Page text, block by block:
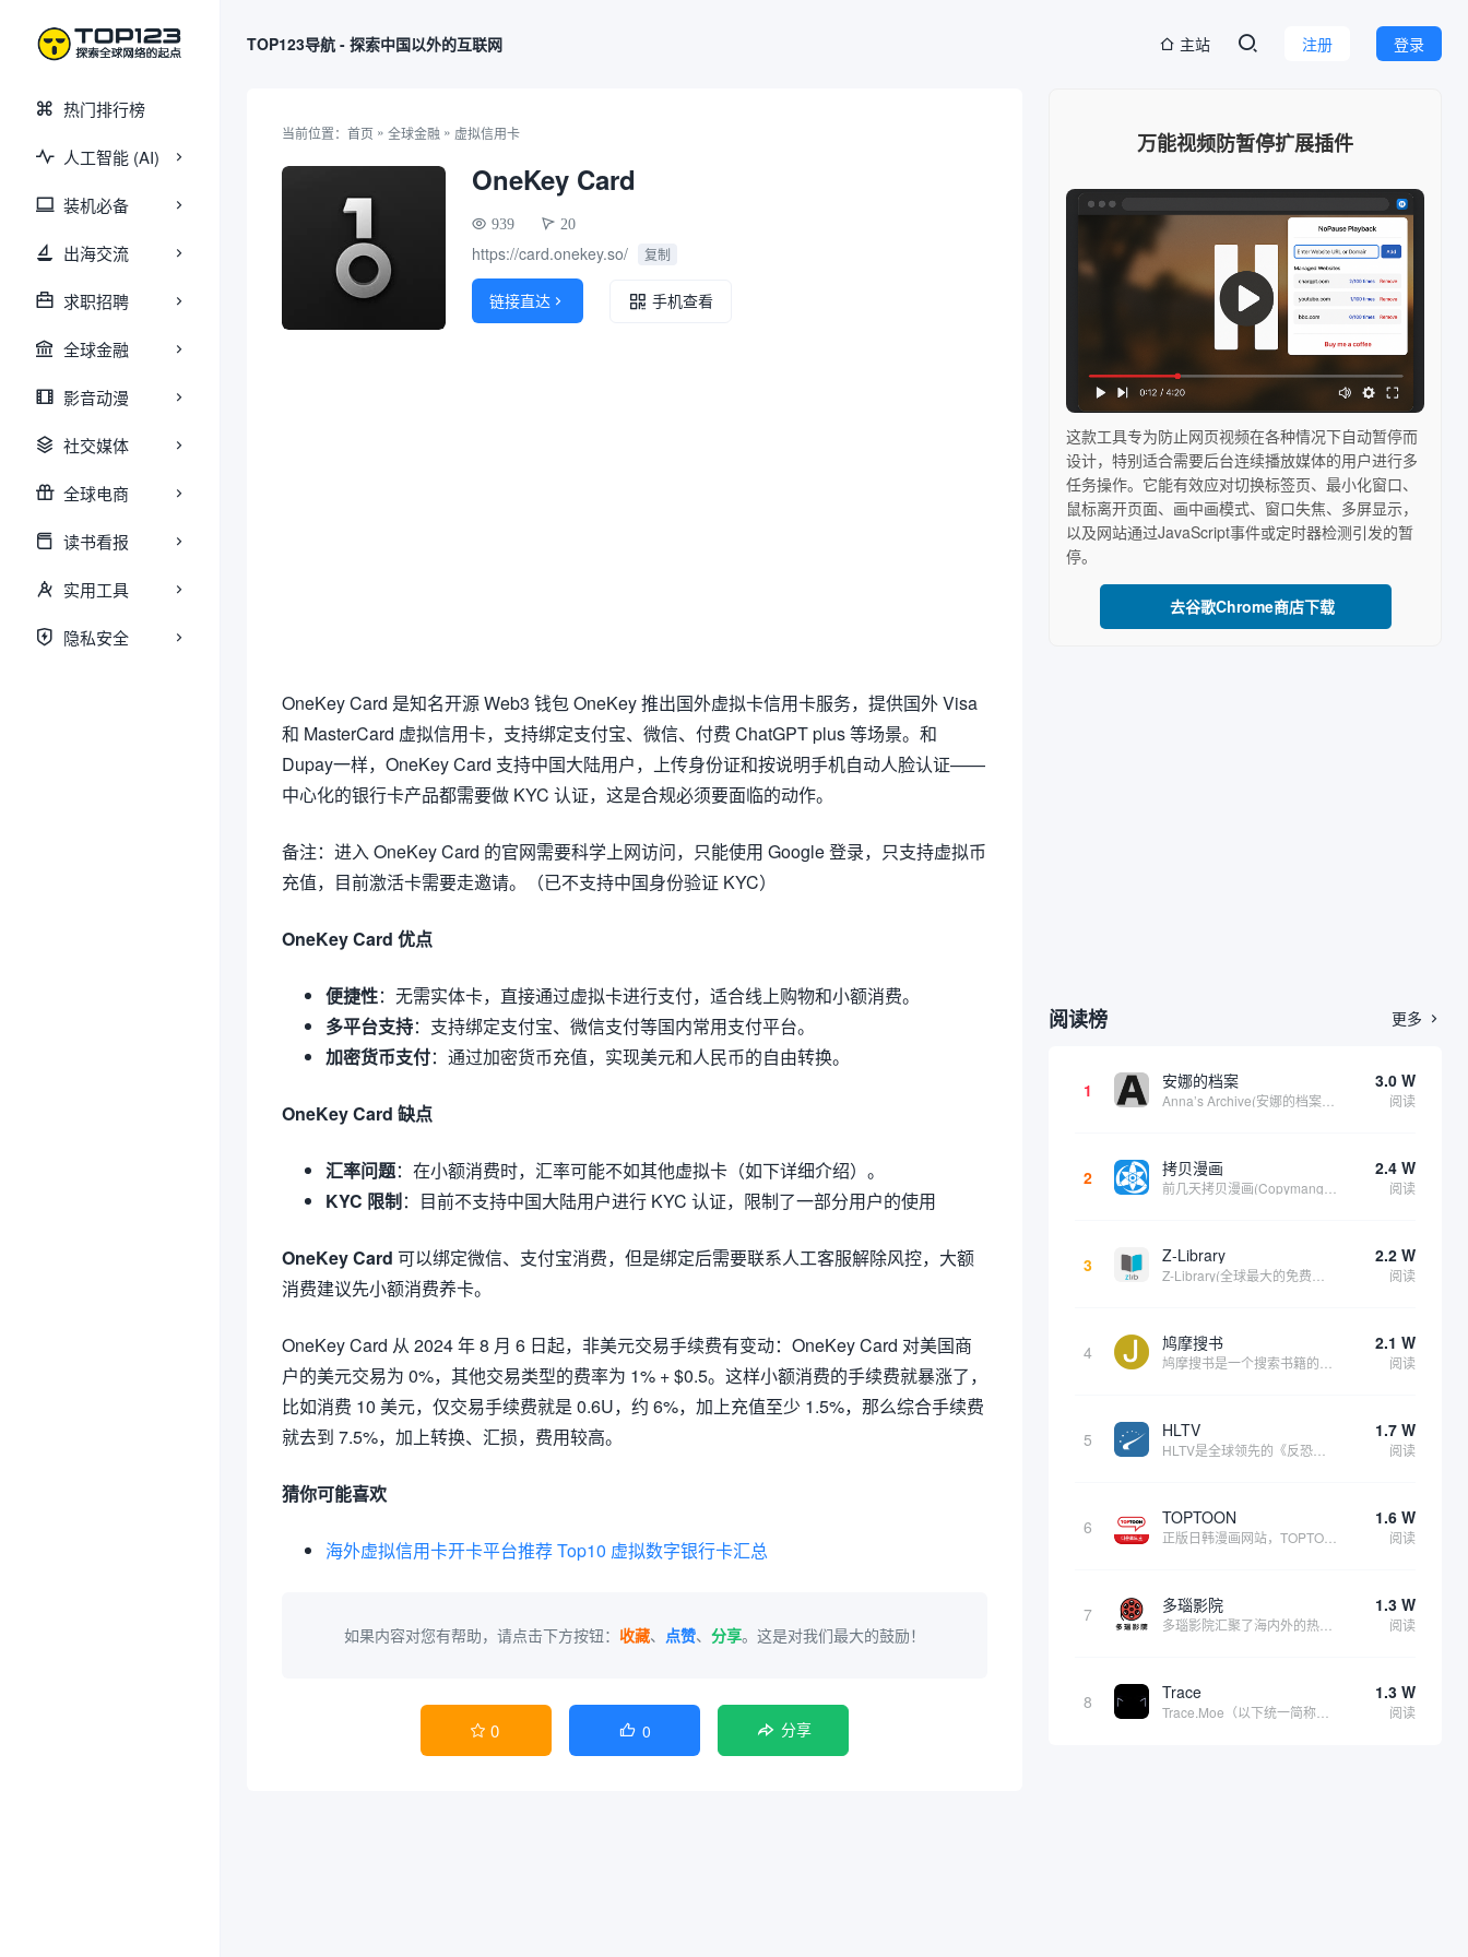
热门排行榜
人工智能 (AI)
装机必备
出海交流
求职招聘
全球金融
影音动漫
社交媒体
全球电商
读书看报
实用工具
隐私安全
TOP123导航 - 探索中国以外的互联网 登录
注册
主站
当前位置： 首页 » 全球金融 » 虚拟信用卡
OneKey Card
939 20
https://card.onekey.so/ 复制
链接直达  手机查看
OneKey Card 是知名开源 Web3 钱包 OneKey 推出国外虚拟卡信用卡服务，提供国外 Visa
和 MasterCard 虚拟信用卡，支持绑定支付宝、微信、付费 ChatGPT plus 等场景。和
Dupay一样，OneKey Card 支持中国大陆用户，上传身份证和按说明手机自动人脸认证——
中心化的银行卡产品都需要做 KYC 认证，这是合规必须要面临的动作。
备注：进入 OneKey Card 的官网需要科学上网访问，只能使用 Google 登录，只支持虚拟币
充值，目前激活卡需要走邀请。（已不支持中国身份验证 KYC）
OneKey Card 优点
便捷性：无需实体卡，直接通过虚拟卡进行支付，适合线上购物和小额消费。
多平台支持：支持绑定支付宝、微信支付等国内常用支付平台。
加密货币支付：通过加密货币充值，实现美元和人民币的自由转换。
OneKey Card 缺点
汇率问题：在小额消费时，汇率可能不如其他虚拟卡（如下详细介绍）。
KYC 限制：目前不支持中国大陆用户进行 KYC 认证，限制了一部分用户的使用
OneKey Card 可以绑定微信、支付宝消费，但是绑定后需要联系人工客服解除风控，大额
消费建议先小额消费养卡。
OneKey Card 从 2024 年 8 月 6 日起，非美元交易手续费有变动：OneKey Card 对美国商
户的美元交易为 0%，其他交易类型的费率为 1% + $0.5。这样小额消费的手续费就暴涨了，
比如消费 10 美元，仅交易手续费就是 0.6U，约 6%，加上充值至少 1.5%，那么综合手续费
就去到 7.5%，加上转换、汇损，费用较高。
猜你可能喜欢
海外虚拟信用卡开卡平台推荐 Top10 虚拟数字银行卡汇总
如果内容对您有帮助，请点击下方按钮： 收藏、 点赞、 分享。这是对我们最大的鼓励！
 0  0 分享
万能视频防暂停扩展插件
这款工具专为防止网页视频在各种情况下自动暂停而
设计，特别适合需要后台连续播放媒体的用户进行多
任务操作。它能有效应对切换标签页、最小化窗口、
鼠标离开页面、画中画模式、窗口失焦、多屏显示，
以及网站通过JavaScript事件或定时器检测引发的暂
停。
去谷歌Chrome商店下载
阅读榜 更多 
1 安娜的档案 3.0 W
阅读
2 拷贝漫画 2.4 W
阅读
3 Z-Library 2.2 W
阅读
4 鸠摩搜书 2.1 W
阅读
5 HLTV 1.7 W
阅读
6 TOPTOON 1.6 W
阅读
7 多瑙影院 1.3 W
阅读
8 Trace 1.3 W
阅读